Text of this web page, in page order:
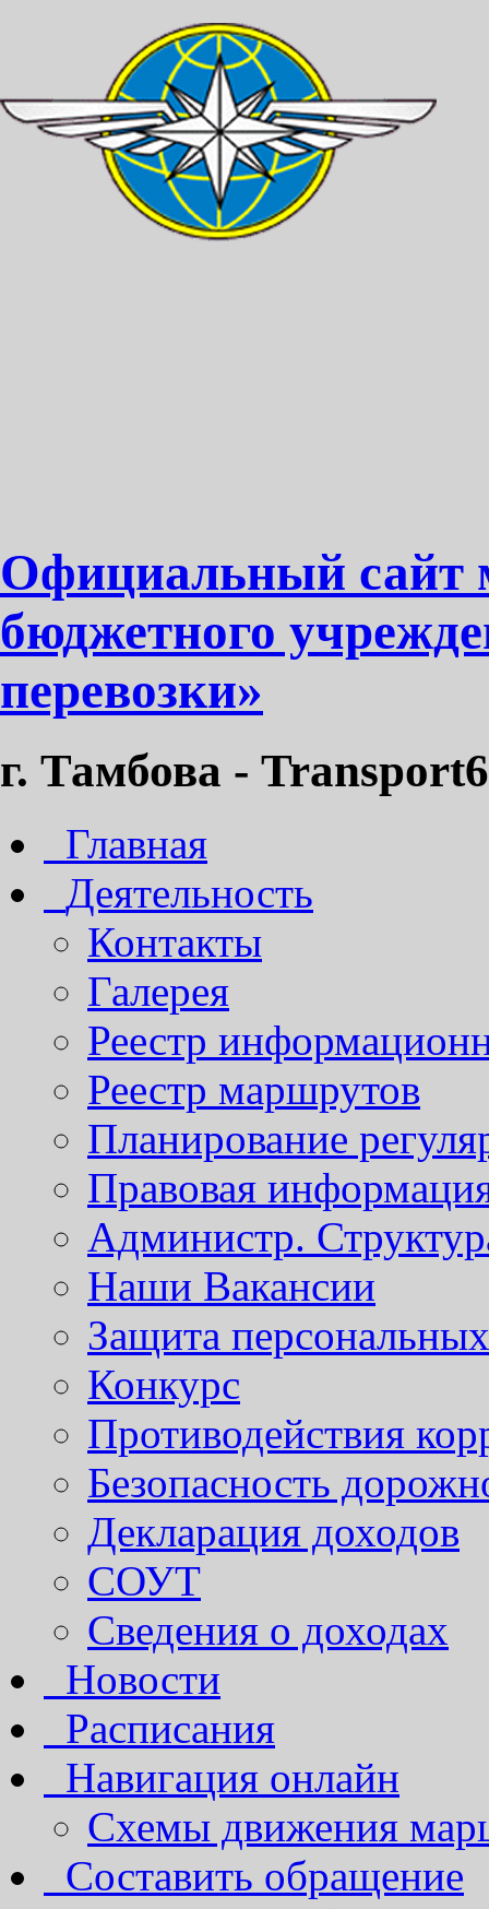
Официальный сайт
бюджетного
перевозки»
г. Тамбова -
Главная
Деятельность
Контакты
Галерея
Реестр
Реестр маршрутов
Планирование
Правовая
Администр.
Наши Вакансии
Защита
Конкурс
Противодействия
Безопасность
Декларация доходов
СОУТ
Сведения о доходах
Новости
Расписания
Навигация онлайн
Схемы движения
Составить обращение